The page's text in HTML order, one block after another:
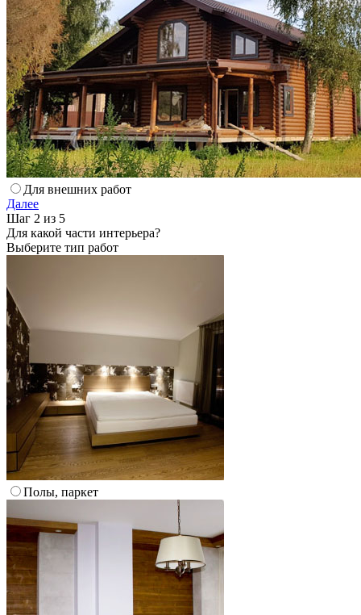
Для внешних работ
Далее
Шаг 2 из 5
Для какой части интерьера?
Выберите тип работ
Полы, паркет